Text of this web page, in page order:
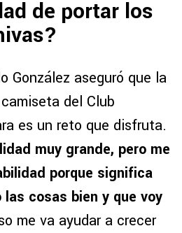
de portar los
González aseguró que la
del Club
es un reto que disfruta.
muy grande, pero me
porque significa
cosas bien y que voy
me va ayudar a crecer